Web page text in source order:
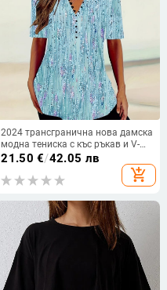
2024 трансгранична нова дамска
модна тениска с къс ръкав и V-
образно деколте, градиент и
21.50 €/42.05 лв
add_shopping_cart